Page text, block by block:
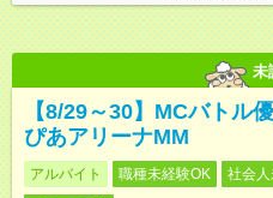
未
【8/29～30】MCバトル
ぴあアリーナMM
アルバイト 職種未経験OK 社会